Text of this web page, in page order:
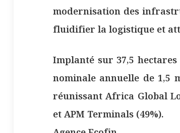
modernisation des
fluidifier la logistique et
Implanté sur 37,5
nominale annuelle de 1,5
réunissant Africa Global
et APM Terminals (49%).